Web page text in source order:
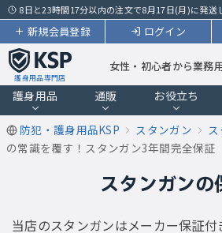
8日と23時間17分以内の注文で8月17日(月)に発送
ログイン
新規会員登録
護身用品専門店
女性・初心者から業務
護身用品 通販 お役立ち
防犯・護身用品KSP スタンガン
の常識を覆す！スタンガン3年間完全保証
スタンガンの
当店のスタンガンはメーカー保証付